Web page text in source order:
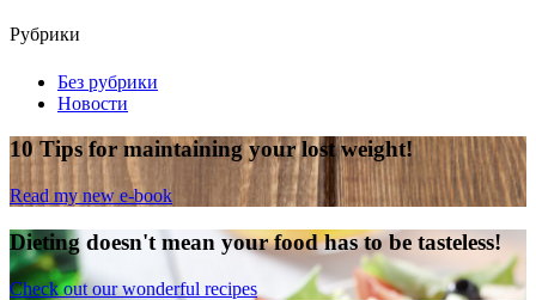
Рубрики
Без рубрики
Новости
10 Tips for maintaining your lost weight!
Read my new e-book
Dieting doesn't mean your food has to be tasteless!
Check out our wonderful recipes